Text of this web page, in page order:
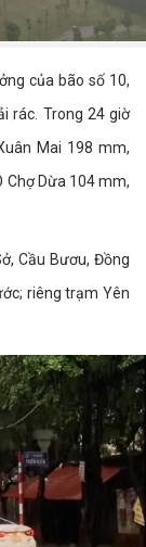
của bão số 10,
rác. Trong 24 giờ
Mai 198 mm,
Chợ Dừa 104 mm,
Cầu Bươu, Đồng
riêng trạm Yên